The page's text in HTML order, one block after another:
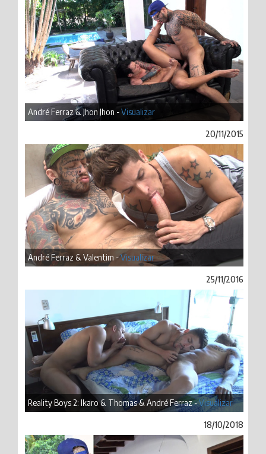
André Ferraz & Jhon Jhon -Visualizar
20/11/2015
André Ferraz & Valentim -Visualizar
25/11/2016
Reality Boys 2: Ikaro & Thomas & André Ferraz -Visualizar
18/10/2018